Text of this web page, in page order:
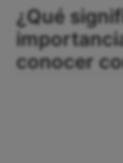
¿Qué
conocer